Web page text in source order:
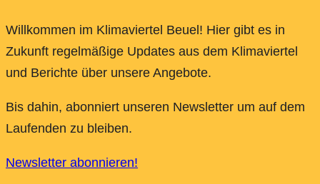
Willkommen im Klimaviertel Beuel! Hier gibt es in
Zukunft regelmäßige Updates aus dem Klimaviertel
und Berichte über unsere Angebote.
Bis dahin, abonniert unseren Newsletter um auf dem
Laufenden zu bleiben.
Newsletter abonnieren!